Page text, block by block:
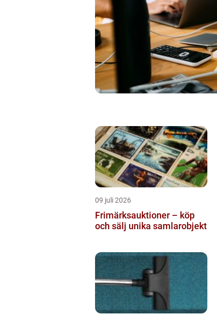
09 juli 2026
Frimärksauktioner – köp
och sälj unika samlarobjekt